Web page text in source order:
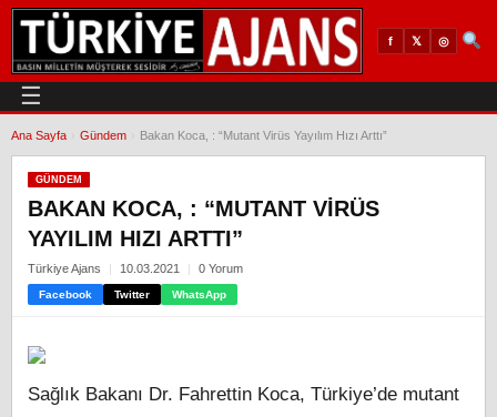
f 𝕏 ◎
☰
Ana Sayfa Gündem Bakan Koca, : “Mutant Virüs Yayılım Hızı Arttı”
GÜNDEM
BAKAN KOCA, : “MUTANT VIRÜS
YAYILIM HIZI ARTTI”
Türkiye Ajans 10.03.2021 0 Yorum
Facebook Twitter WhatsApp
Sağlık Bakanı Dr. Fahrettin Koca, Türkiye’de mutant